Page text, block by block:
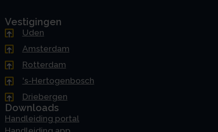
Vestigingen
Uden
Amsterdam
Rotterdam
's-Hertogenbosch
Driebergen
Downloads
Handleiding portal